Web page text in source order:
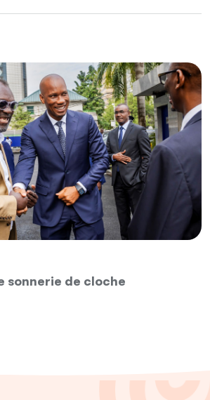
sonnerie de cloche